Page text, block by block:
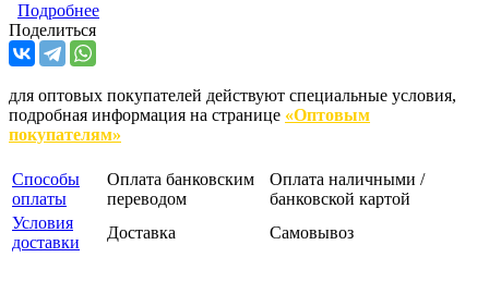
Подробнее
Поделиться
для оптовых покупателей действуют специальные условия,
подробная информация на странице «Оптовым
покупателям»
Способы
оплаты
Оплата банковским
переводом
Оплата наличными /
банковской картой
Условия
доставки
Доставка Самовывоз